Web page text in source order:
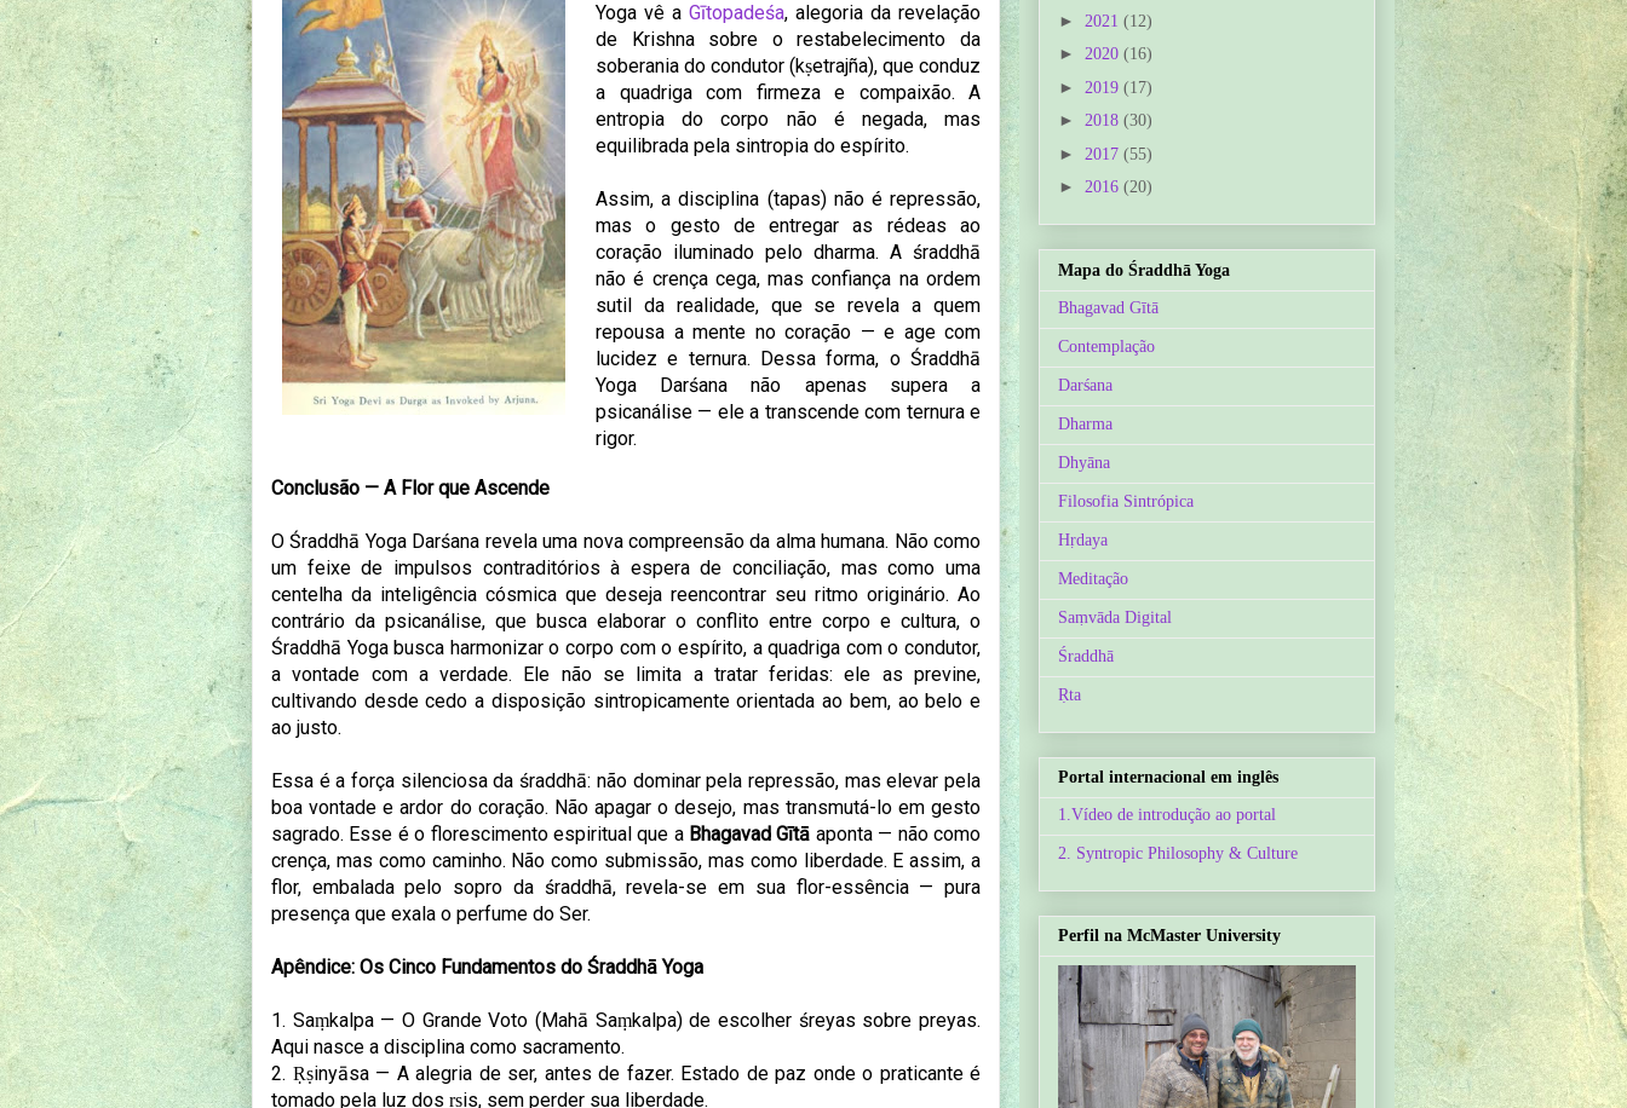
Yoga vê a Gītopadeśa, alegoria da revelação
de Krishna sobre o restabelecimento da
soberania do condutor (kṣetrajña), que conduz
a quadriga com firmeza e compaixão. A
entropia do corpo não é negada, mas
equilibrada pela sintropia do espírito.
Assim, a disciplina (tapas) não é repressão,
mas o gesto de entregar as rédeas ao
coração iluminado pelo dharma. A śraddhā
não é crença cega, mas confiança na ordem
sutil da realidade, que se revela a quem
repousa a mente no coração — e age com
lucidez e ternura. Dessa forma, o Śraddhā
Yoga Darśana não apenas supera a
psicanálise — ele a transcende com ternura e
rigor.
Conclusão — A Flor que Ascende
O Śraddhā Yoga Darśana revela uma nova compreensão da alma humana. Não como
um feixe de impulsos contraditórios à espera de conciliação, mas como uma
centelha da inteligência cósmica que deseja reencontrar seu ritmo originário. Ao
contrário da psicanálise, que busca elaborar o conflito entre corpo e cultura, o
Śraddhā Yoga busca harmonizar o corpo com o espírito, a quadriga com o condutor,
a vontade com a verdade. Ele não se limita a tratar feridas: ele as previne,
cultivando desde cedo a disposição sintropicamente orientada ao bem, ao belo e
ao justo.
Essa é a força silenciosa da śraddhā: não dominar pela repressão, mas elevar pela
boa vontade e ardor do coração. Não apagar o desejo, mas transmutá-lo em gesto
sagrado. Esse é o florescimento espiritual que a Bhagavad Gītā aponta — não como
crença, mas como caminho. Não como submissão, mas como liberdade. E assim, a
flor, embalada pelo sopro da śraddhā, revela-se em sua flor-essência — pura
presença que exala o perfume do Ser.
Apêndice: Os Cinco Fundamentos do Śraddhā Yoga
1. Saṃkalpa — O Grande Voto (Mahā Saṃkalpa) de escolher śreyas sobre preyas.
Aqui nasce a disciplina como sacramento.
2. Ṛṣinyāsa — A alegria de ser, antes de fazer. Estado de paz onde o praticante é
tomado pela luz dos ṛṣis, sem perder sua liberdade.
► 2021 (12)
► 2020 (16)
► 2019 (17)
► 2018 (30)
► 2017 (55)
► 2016 (20)
Mapa do Śraddhā Yoga
Bhagavad Gītā
Contemplação
Darśana
Dharma
Dhyāna
Filosofia Sintrópica
Hṛdaya
Meditação
Saṃvāda Digital
Śraddhā
Ṛta
Portal internacional em inglês
1.Vídeo de introdução ao portal
2. Syntropic Philosophy & Culture
Perfil na McMaster University